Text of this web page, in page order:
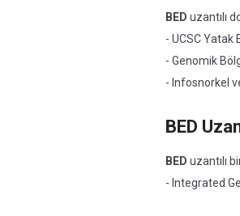
BED uzantılı
- UCSC Yatak
- Genomik
- Infosnorkel
BED
BED uzantılı
- Integrated